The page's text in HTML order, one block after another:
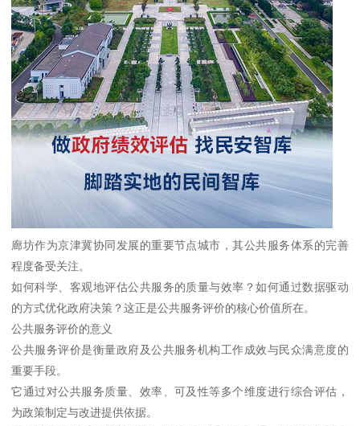
廊坊作为京津冀协同发展的重要节点城市，其公共服务体系的完善
程度备受关注。
如何科学、客观地评估公共服务的质量与效率？如何通过数据驱动
的方式优化政府决策？这正是公共服务评价的核心价值所在。
公共服务评价的意义
公共服务评价是衡量政府及公共服务机构工作成效与民众满意度的
重要手段。
它通过对公共服务质量、效率、可及性等多个维度进行综合评估，
为政策制定与改进提供依据。